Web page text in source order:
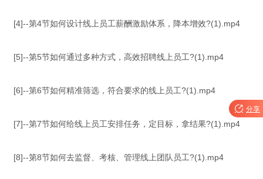
[4]--第4节如何设计线上员工薪酬激励体系，降本增效?(1).mp4
[5]--第5节如何通过多种方式，高效招聘线上员工?(1).mp4
[6]--第6节如何精准筛选，符合要求的线上员工?(1).mp4
[7]--第7节如何给线上员工安排任务，定目标，拿结果?(1).mp4
[8]--第8节如何去监督、考核、管理线上团队员工?(1).mp4
 分享